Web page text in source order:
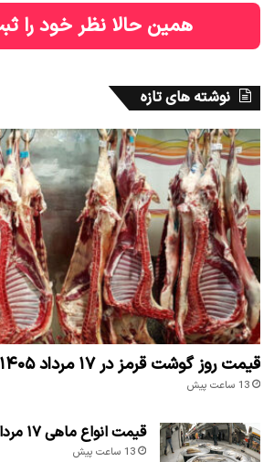
همین حالا نظر خود را
نوشته های تازه
قیمت روز گوشت قرمز در ۱۷ مرداد ۱۴۰۵
13 ساعت پیش
قیمت انواع ماهی ۱۷ مرداد ۱۴۰۵
13 ساعت پیش